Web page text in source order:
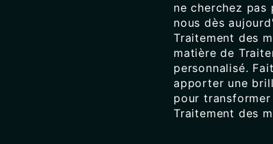
ne cherchez pas
nous dès
Traitement des
matière de
personnalisé.
apporter une
pour
Traitement des